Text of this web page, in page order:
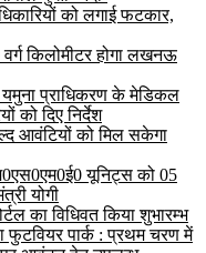
को लगाई फटकार,
किलोमीटर होगा लखनऊ
प्राधिकरण के मेडिकल
को दिए निर्देश
आवंटियों को मिल सकेगा
यूनिट्स को 05
योगी
का विधिवत किया शुभारम्भ
फुटवियर पार्क : प्रथम चरण में